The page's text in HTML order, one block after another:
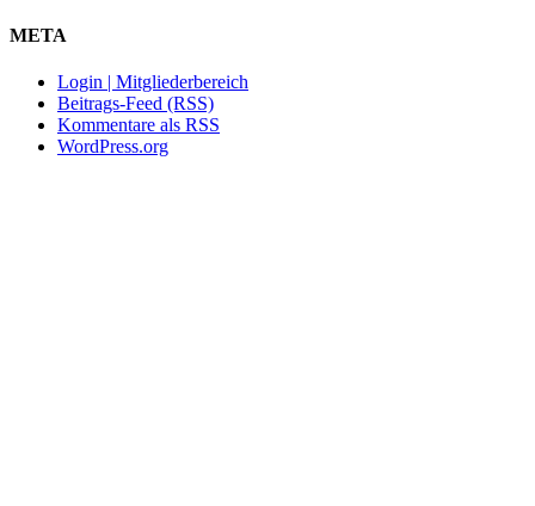
META
Login | Mitgliederbereich
Beitrags-Feed (RSS)
Kommentare als RSS
WordPress.org